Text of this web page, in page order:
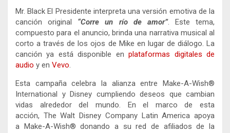
Mr. Black El Presidente interpreta una versión emotiva de la
canción original “Corre un río de amor”. Este tema,
compuesto para el anuncio, brinda una narrativa musical al
corto a través de los ojos de Mike en lugar de diálogo. La
canción ya está disponible enplataformas digitales de
audio y en Vevo.
Esta campaña celebra la alianza entre Make-A-Wish®️
International y Disney cumpliendo deseos que cambian
vidas alrededor del mundo. En el marco de esta
acción, The Walt Disney Company Latin America apoya
a Make-A-Wish® donando a su red de afiliados de la